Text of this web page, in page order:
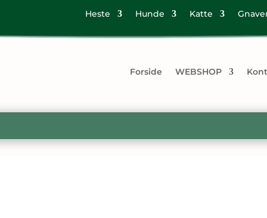
Heste Hunde Katte
Forside WEBSHOP